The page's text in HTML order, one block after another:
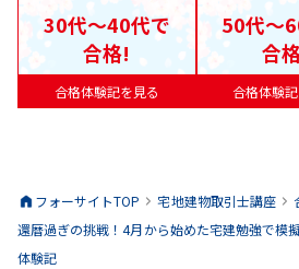
合格体験記を見る
30代〜40代で
合格!
合格体験
50代〜
合
フォーサイトTOP 宅地建物取引士講座
還暦過ぎの挑戦！4月から始めた宅建勉強で模
体験記